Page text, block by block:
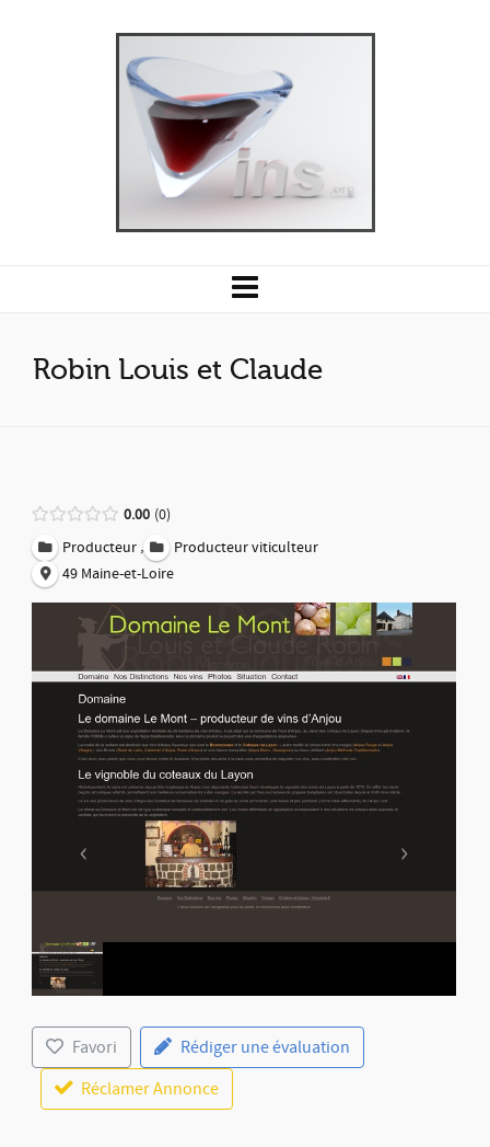
Robin Louis et Claude
0.00 0
Producteur ,
Producteur viticulteur
49 Maine-et-Loire
Favori
Rédiger une évaluation
Réclamer Annonce